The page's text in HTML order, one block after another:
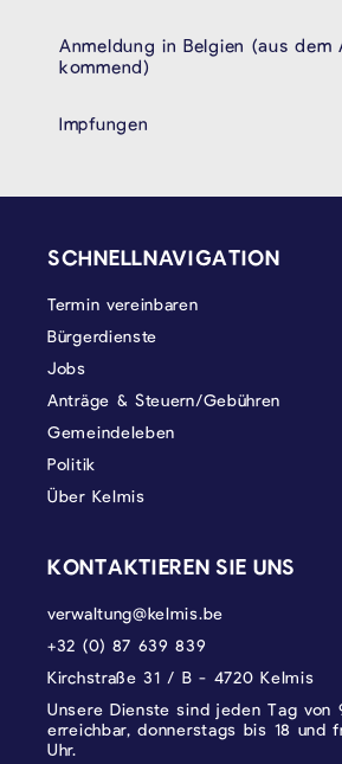
Anmeldung in Belgien (aus dem
kommend)
Impfungen
Gesundheit
SCHNELLNAVIGATION
Termin vereinbaren
Bürgerdienste
Jobs
Anträge & Steuern/Gebühren
Gemeindeleben
Politik
Über Kelmis
KONTAKTIEREN SIE UNS
verwaltung@kelmis.be
+32 (0) 87 639 839
Kirchstraße 31 / B - 4720 Kelmis
Unsere Dienste sind jeden Tag von
erreichbar, donnerstags bis 18 und
Uhr.